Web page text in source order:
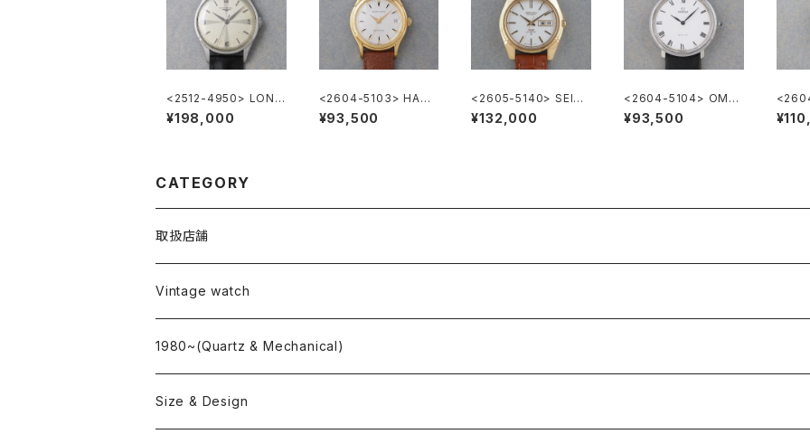
<2512-4950> LONG
INES "Cal.12.68.ZS"
¥198,000
<2604-5103> HAMI
LTON Automatic
¥93,500
<2605-5140> SEIKO
”56KS" KING SEIKO
¥132,000
<2604-5104> OME
GA DE VILLE
¥93,500
NY &
CATEGORY
取扱店舗
L o'clock
"delve"
Vintage watch
海外ブランド
OMEGA
国産ブランド
1980~(Quartz & Mechanical)
Size & Design